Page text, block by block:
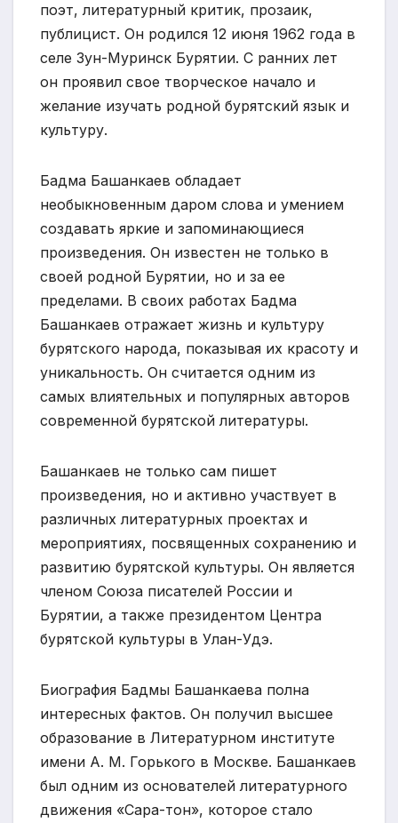
поэт, литературный критик, прозаик,
публицист. Он родился 12 июня 1962 года в
селе Зун-Муринск Бурятии. С ранних лет
он проявил свое творческое начало и
желание изучать родной бурятский язык и
культуру.
Бадма Башанкаев обладает
необыкновенным даром слова и умением
создавать яркие и запоминающиеся
произведения. Он известен не только в
своей родной Бурятии, но и за ее
пределами. В своих работах Бадма
Башанкаев отражает жизнь и культуру
бурятского народа, показывая их красоту и
уникальность. Он считается одним из
самых влиятельных и популярных авторов
современной бурятской литературы.
Башанкаев не только сам пишет
произведения, но и активно участвует в
различных литературных проектах и
мероприятиях, посвященных сохранению и
развитию бурятской культуры. Он является
членом Союза писателей России и
Бурятии, а также президентом Центра
бурятской культуры в Улан-Удэ.
Биография Бадмы Башанкаева полна
интересных фактов. Он получил высшее
образование в Литературном институте
имени А. М. Горького в Москве. Башанкаев
был одним из основателей литературного
движения «Сара-тон», которое стало